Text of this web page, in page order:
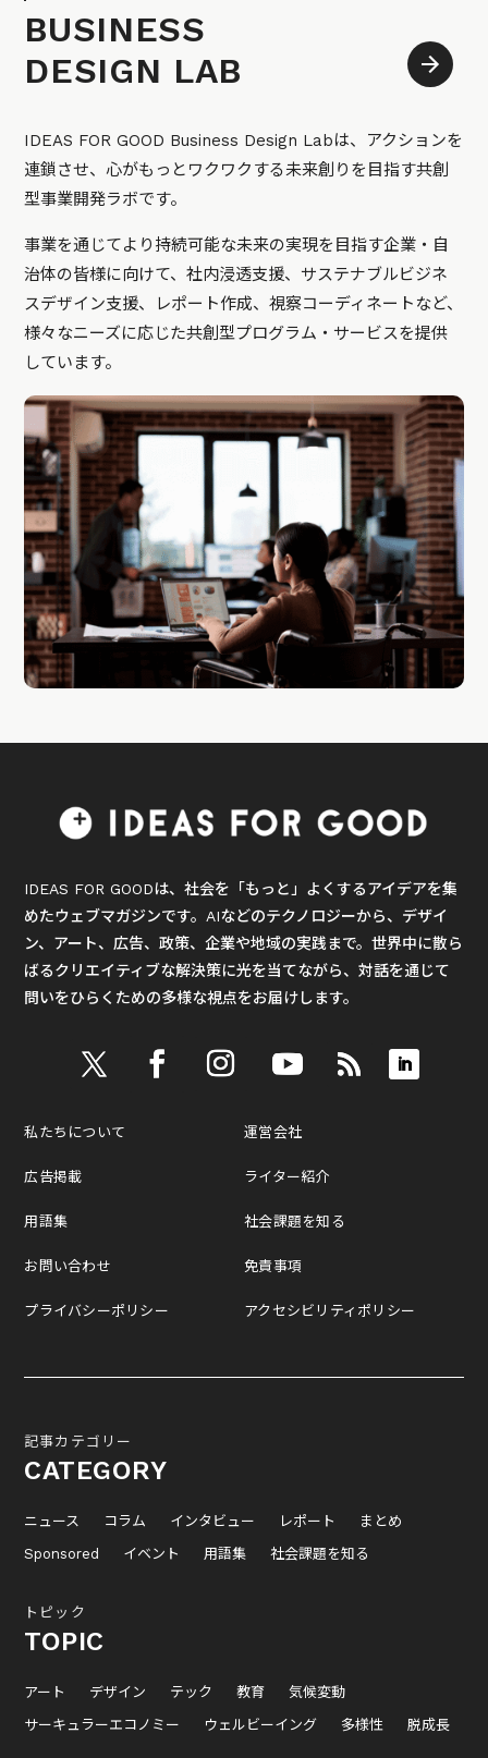
BUSINESS
DESIGN LAB
IDEAS FOR GOOD Business Design Labは、アクションを
連鎖させ、心がもっとワクワクする未来創りを目指す共創
型事業開発ラボです。
事業を通じてより持続可能な未来の実現を目指す企業・自
治体の皆様に向けて、社内浸透支援、サステナブルビジネ
スデザイン支援、レポート作成、視察コーディネートなど、
様々なニーズに応じた共創型プログラム・サービスを提供
しています。
IDEAS FOR GOODは、社会を「もっと」よくするアイデアを集
めたウェブマガジンです。AIなどのテクノロジーから、デザイ
ン、アート、広告、政策、企業や地域の実践まで。世界中に散ら
ばるクリエイティブな解決策に光を当てながら、対話を通じて
問いをひらくための多様な視点をお届けします。
私たちについて
広告掲載
用語集
お問い合わせ
プライバシーポリシー
運営会社
ライター紹介
社会課題を知る
免責事項
アクセシビリティポリシー
記事カテゴリー
CATEGORY
ニュース コラム インタビュー レポート
まとめ
Sponsored
イベント 用語集 社会課題を知る
トピック
TOPIC
アート デザイン テック 教育
気候変動
サーキュラーエコノミー
ウェルビーイング 多様性 脱成長